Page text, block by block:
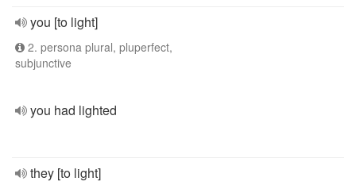
you [to light]
2. persona plural, pluperfect,
subjunctive
you had lighted
they [to light]